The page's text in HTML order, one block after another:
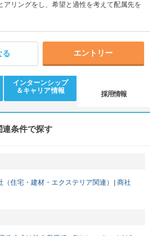
リングをし、希望と適性を考えて配属先を
る エントリー
インターンシップ
＆キャリア情報
採用情報
連条件で探す
（住宅・建材・エクステリア関連）
商社